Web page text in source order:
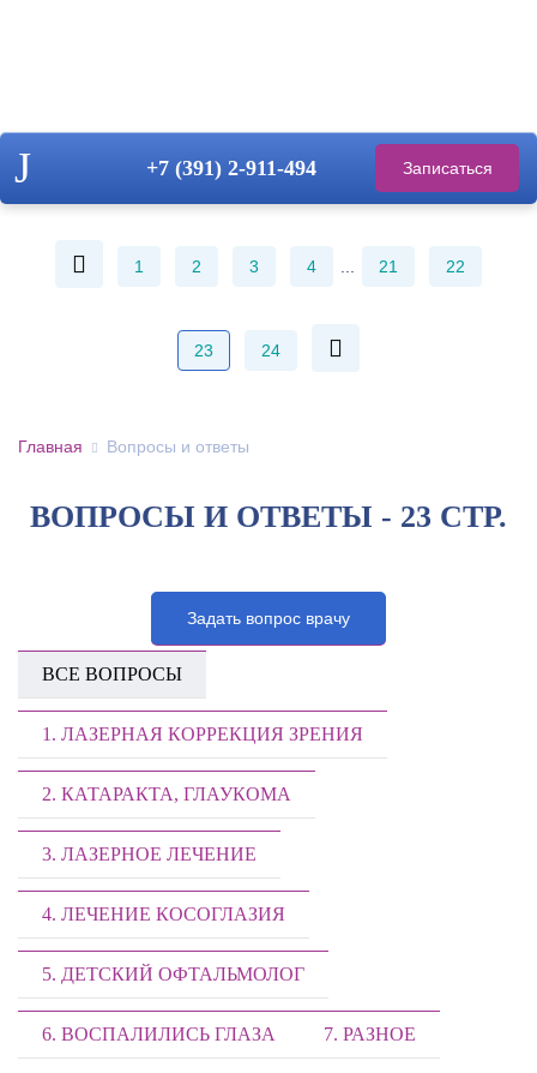
+7 (391) 2-911-494 Записаться
Главная Вопросы и ответы
ВОПРОСЫ И ОТВЕТЫ - 23 СТР.
Задать вопрос врачу
ВСЕ ВОПРОСЫ
1. ЛАЗЕРНАЯ КОРРЕКЦИЯ ЗРЕНИЯ
2. КАТАРАКТА, ГЛАУКОМА
3. ЛАЗЕРНОЕ ЛЕЧЕНИЕ
4. ЛЕЧЕНИЕ КОСОГЛАЗИЯ
5. ДЕТСКИЙ ОФТАЛЬМОЛОГ
6. ВОСПАЛИЛИСЬ ГЛАЗА 7. РАЗНОЕ
1 2 3 4 21 22
23 24